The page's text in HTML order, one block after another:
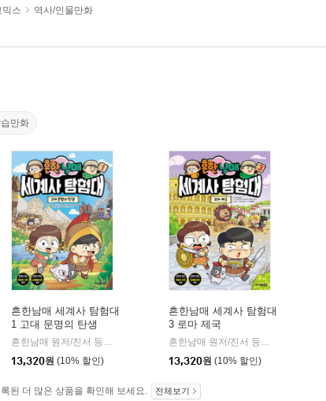
믹스 역사/인물만화
만화
사회평론
흔한남매 세계사 탐험대
1 고대 문명의 탄생
흔한남매 원저/진서 등저/팀키즈 그림/곽민수,흔한컴퍼니 감수/전국역사교사모임 세계사 분과 기획
13,320원 (10% 할인)
흔한남매 세계사 탐험대
3 로마 제국
흔한남매 원저/진서 등저/팀키즈 그림/흔한컴퍼니 감수/전국역사교사모임 세계사 분과 기획
13,320원 (10% 할인)
된 더 많은 상품을 확인해 보세요. 전체보기